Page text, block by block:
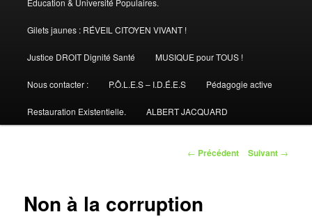
Gilets jaunes : RÉVEIL CITOYEN VIVANT !
Justice DROIT Dignité Santé MUSIQUE pour TOUS !
Nous contacter : P.Ô.L.E.S – I.D.É.E.S Pédagogie active
Restauration Existentielle. ALBERT JACQUARD
Navigation
← Précédent Suivant →
Non à la corruption